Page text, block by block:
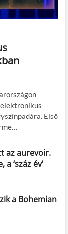
Első
az aurevoir.
‘száz év’
a Bohemian